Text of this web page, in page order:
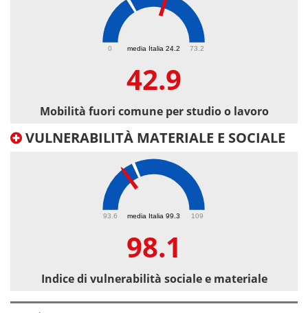
media Italia 24.2
0 73.2
42.9
Mobilità fuori comune per studio o lavoro
VULNERABILITÀ MATERIALE E SOCIALE
media Italia 99.3
93.6 109
98.1
Indice di vulnerabilità sociale e materiale